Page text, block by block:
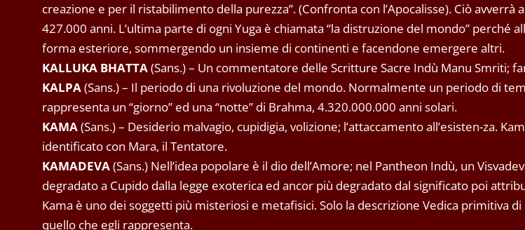
creazione e per il ristabilimento della purezza”. (Confronta con l’Apocalisse). Ciò avverrà
427.000 anni. L’ultima parte di ogni Yuga è chiamata “la distruzione del mondo” perché
forma esteriore, sommergendo un insieme di continenti e facendone emergere altri.
KALLUKA BHATTA(Sans.) – Un commentatore delle Scritture Sacre Indù Manu Smriti;
KALPA(Sans.) – Il periodo di una rivoluzione del mondo. Normalmente un periodo di
rappresenta un “giorno” ed una “notte” di Brahma, 4.320.000.000 anni solari.
KAMA(Sans.) – Desiderio malvagio, cupidigia, volizione; l’attaccamento all’esisten-za.
identificato con Mara, il Tentatore.
KAMADEVA(Sans.) Nell’idea popolare è il dio dell’Amore; nel Pantheon Indù, un
degradato a Cupido dalla legge exoterica ed ancor più degradato dal significato poi
Kama è uno dei soggetti più misteriosi e metafisici. Solo la descrizione Vedica primitiva di
quello che egli rappresenta.